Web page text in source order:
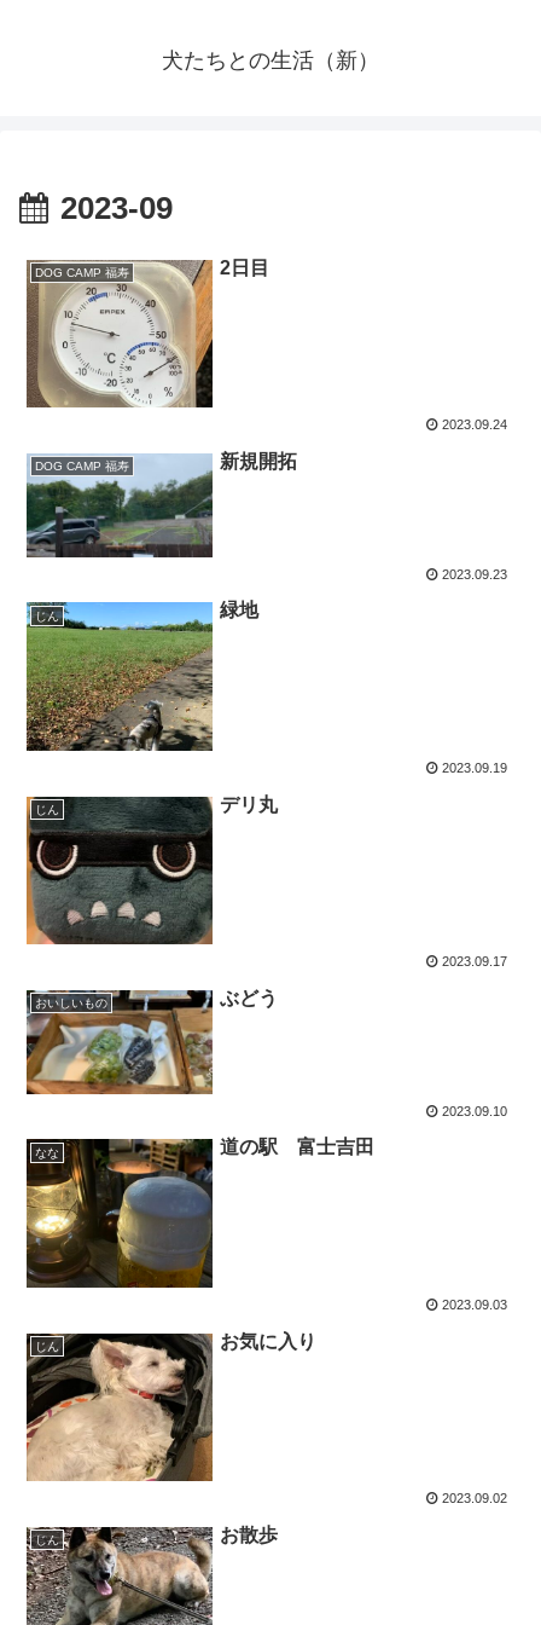
犬たちとの生活（新）
2023-09
DOG CAMP 福寿 2日目
2023.09.24
DOG CAMP 福寿 新規開拓
2023.09.23
じん 緑地
2023.09.19
じん デリ丸
2023.09.17
おいしいもの ぶどう
2023.09.10
なな 道の駅 富士吉田
2023.09.03
じん お気に入り
2023.09.02
じん お散歩